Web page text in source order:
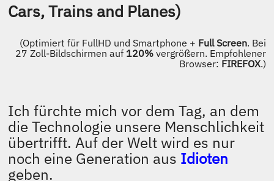
Cars, Trains and Planes)
​(Optimiert für FullHD und Smartphone + Full Screen. Bei
27 Zoll-Bildschirmen auf 120%vergrößern. Empfohlener
Browser: FIREFOX.)
Ich fürchte mich vor dem Tag, an dem
die Technologie unsere Menschlichkeit
übertrifft. Auf der Welt wird es nur
noch eine Generation aus Idioten
geben.